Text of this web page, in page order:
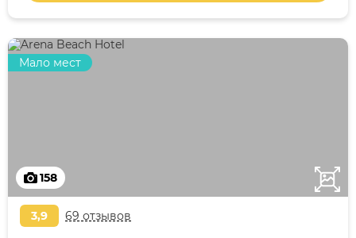
158
Мало мест
3,9 69 отзывов